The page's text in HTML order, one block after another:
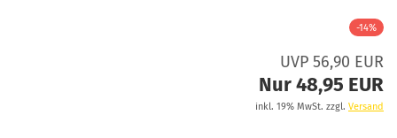
-14%
UVP 56,90 EUR
Nur 48,95 EUR
inkl. 19% MwSt. zzgl. Versand